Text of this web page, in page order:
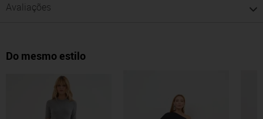
Avaliações
Do mesmo estilo